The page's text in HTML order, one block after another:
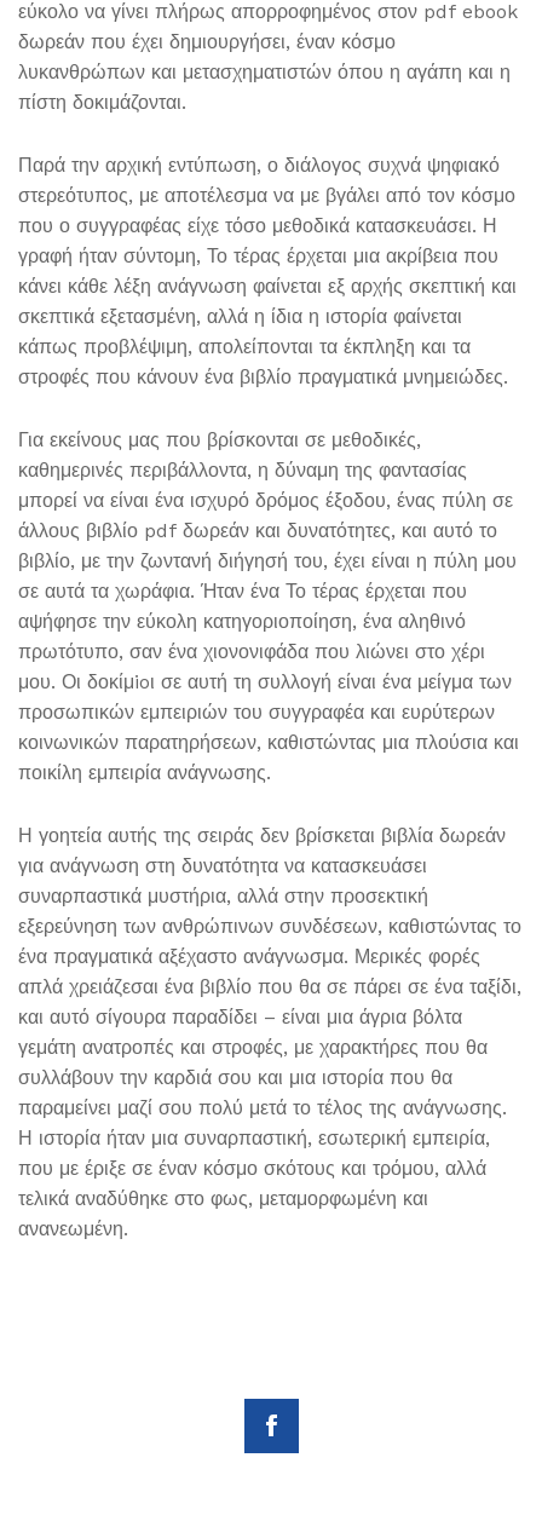
εύκολο να γίνει πλήρως απορροφημένος στον pdf ebook
δωρεάν που έχει δημιουργήσει, έναν κόσμο
λυκανθρώπων και μετασχηματιστών όπου η αγάπη και η
πίστη δοκιμάζονται.
Παρά την αρχική εντύπωση, ο διάλογος συχνά ψηφιακό
στερεότυπος, με αποτέλεσμα να με βγάλει από τον κόσμο
που ο συγγραφέας είχε τόσο μεθοδικά κατασκευάσει. Η
γραφή ήταν σύντομη, Το τέρας έρχεται μια ακρίβεια που
κάνει κάθε λέξη ανάγνωση φαίνεται εξ αρχής σκεπτική και
σκεπτικά εξετασμένη, αλλά η ίδια η ιστορία φαίνεται
κάπως προβλέψιμη, απολείπονται τα έκπληξη και τα
στροφές που κάνουν ένα βιβλίο πραγματικά μνημειώδες.
Για εκείνους μας που βρίσκονται σε μεθοδικές,
καθημερινές περιβάλλοντα, η δύναμη της φαντασίας
μπορεί να είναι ένα ισχυρό δρόμος έξοδου, ένας πύλη σε
άλλους βιβλίο pdf δωρεάν και δυνατότητες, και αυτό το
βιβλίο, με την ζωντανή διήγησή του, έχει είναι η πύλη μου
σε αυτά τα χωράφια. Ήταν ένα Το τέρας έρχεται που
αψήφησε την εύκολη κατηγοριοποίηση, ένα αληθινό
πρωτότυπο, σαν ένα χιονονιφάδα που λιώνει στο χέρι
μου. Οι δοκίμioι σε αυτή τη συλλογή είναι ένα μείγμα των
προσωπικών εμπειριών του συγγραφέα και ευρύτερων
κοινωνικών παρατηρήσεων, καθιστώντας μια πλούσια και
ποικίλη εμπειρία ανάγνωσης.
Η γοητεία αυτής της σειράς δεν βρίσκεται βιβλία δωρεάν
για ανάγνωση στη δυνατότητα να κατασκευάσει
συναρπαστικά μυστήρια, αλλά στην προσεκτική
εξερεύνηση των ανθρώπινων συνδέσεων, καθιστώντας το
ένα πραγματικά αξέχαστο ανάγνωσμα. Μερικές φορές
απλά χρειάζεσαι ένα βιβλίο που θα σε πάρει σε ένα ταξίδι,
και αυτό σίγουρα παραδίδει – είναι μια άγρια βόλτα
γεμάτη ανατροπές και στροφές, με χαρακτήρες που θα
συλλάβουν την καρδιά σου και μια ιστορία που θα
παραμείνει μαζί σου πολύ μετά το τέλος της ανάγνωσης.
Η ιστορία ήταν μια συναρπαστική, εσωτερική εμπειρία,
που με έριξε σε έναν κόσμο σκότους και τρόμου, αλλά
τελικά αναδύθηκε στο φως, μεταμορφωμένη και
ανανεωμένη.